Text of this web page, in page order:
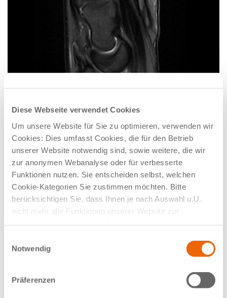
Diese Webseite verwendet Cookies
Um unsere Website für Sie zu optimieren, verwenden wir
Cookies: Dies umfasst Cookies, die für den Betrieb
unserer Website notwendig sind, sowie weitere, die wir
zur anonymen Webanalyse oder für verbesserte
Funktionen nutzen. Sie entscheiden selbst, welchen
Cookie-Kategorien Sie zustimmen möchten. Bitte
berücksichtigen Sie, dass Ihnen je nach Auswahl u.U.
nicht mehr alle Funktionen unserer Website zur
Notwendig
Präferenzen
Sagittal: Diese Perspektive zeigt das Handgelenk von der Seite, als ob man
seitlich hindurchschaut.